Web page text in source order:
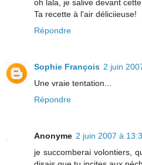
oh lala, je salive devant
Ta recette à l'air déliciieuse!
Répondre
Sophie François 2 juin
Une vraie tentation...
Répondre
Anonyme 2 juin 2007 à
je succomberai volontiers,